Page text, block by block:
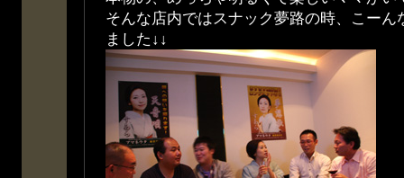
そんな店内ではスナック夢路の時、こーん
ました↓↓